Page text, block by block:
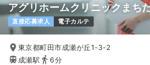
アグリホームクリニックまち
直接応募求人 電子カルテ
東京都町田市成瀬が丘1-3-2
成瀬駅
6分